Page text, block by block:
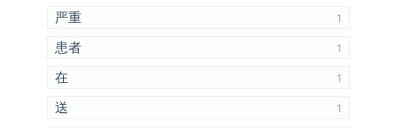
严重 1
患者 1
在 1
送 1